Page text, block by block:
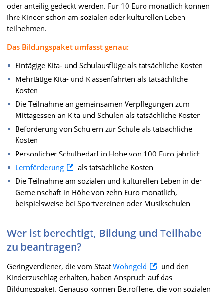
oder anteilig gedeckt werden. Für 10 Euro monatlich können
Ihre Kinder schon am sozialen oder kulturellen Leben
teilnehmen.
Das Bildungspaket umfasst genau:
Eintägige Kita- und Schulausflüge als tatsächliche Kosten
Mehrtätige Kita- und Klassenfahrten als tatsächliche
Kosten
Die Teilnahme an gemeinsamen Verpflegungen zum
Mittagessen an Kita und Schulen als tatsächliche Kosten
Beförderung von Schülern zur Schule als tatsächliche
Kosten
Persönlicher Schulbedarf in Höhe von 100 Euro jährlich
Lernförderung
als tatsächliche Kosten
Die Teilnahme am sozialen und kulturellen Leben in der
Gemeinschaft in Höhe von zehn Euro monatlich,
beispielsweise bei Sportvereinen oder Musikschulen
Wer ist berechtigt, Bildung und Teilhabe
zu beantragen?
Geringverdiener, die vom Staat Wohngeld
und den
Kinderzuschlag erhalten, haben Anspruch auf das
Bildungspaket. Genauso können Betroffene, die von sozialen